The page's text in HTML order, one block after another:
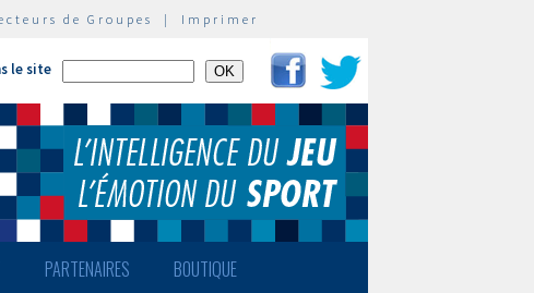
de Groupes | Imprimer
le site
PARTENAIRES BOUTIQUE